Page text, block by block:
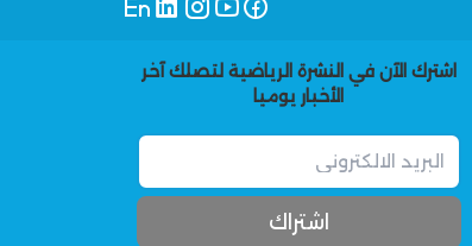
اشترك الآن في النشرة الرياضية لتصلك آخر
الأخبار يوميا